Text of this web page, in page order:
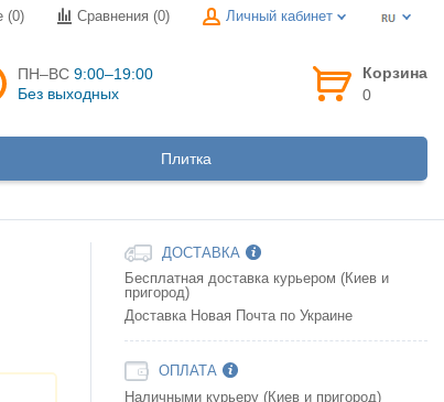
(0) Сравнения (0) Личный кабинет
ПН–ВС 9:00–19:00
Без выходных
Корзина
0
Плитка
ДОСТАВКА
Бесплатная доставка курьером (Киев и
пригород)
Доставка Новая Почта по Украине
ОПЛАТА
Наличными курьеру (Киев и пригород)